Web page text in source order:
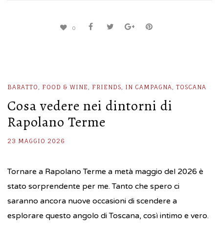
0
BARATTO , FOOD & WINE , FRIENDS, IN CAMPAGNA, TOSCANA
Cosa vedere nei dintorni di
Rapolano Terme
23 MAGGIO 2026
Tornare a Rapolano Terme a metà maggio del 2026 è
stato sorprendente per me. Tanto che spero ci
saranno ancora nuove occasioni di scendere a
esplorare questo angolo di Toscana, così intimo e vero.